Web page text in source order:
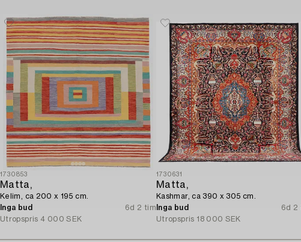
1730853
Matta,
Kelim, ca 200 x 195 cm.
Inga bud
6d 2 tim
Utropspris 4 000 SEK
1730631
Matta,
Kashmar, ca 390 x 305 cm.
Inga bud
6d 2
Utropspris 18 000 SEK